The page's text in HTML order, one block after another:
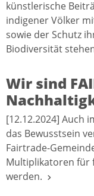
künstlerische
indigener Völker
sowie der Schutz
Biodiversität
Wir sind
[12.12.2024] Auch
das Bewusstsein
Fairtrade-
Multiplikatoren für
werden.